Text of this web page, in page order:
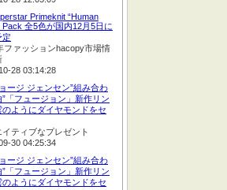
Primeknit “Human
Pack 全5色が国内12月5日に
定
ファッションhacopy市場情
28 03:14:28
ージ ジェンセン”組み合わ
”「フュージョン」新作リン
のようにダイヤモンドをセ
イティブなプレゼント
30 04:25:34
ージ ジェンセン”組み合わ
”「フュージョン」新作リン
のようにダイヤモンドをセ